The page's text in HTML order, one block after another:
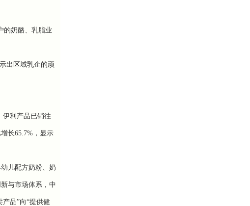
的奶酪、乳脂业
出区域乳企的顽
利产品已销往
长65.7%，显示
儿配方奶粉、奶
与市场体系，中
品”向“提供健